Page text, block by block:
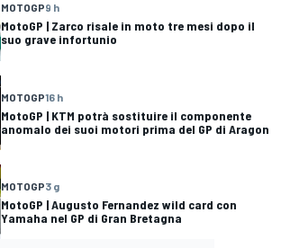
MOTOGP9 h
MotoGP | Zarco risale in moto tre mesi dopo il
suo grave infortunio
MOTOGP16 h
MotoGP | KTM potrà sostituire il componente
anomalo dei suoi motori prima del GP di Aragon
MOTOGP3 g
MotoGP | Augusto Fernandez wild card con
Yamaha nel GP di Gran Bretagna